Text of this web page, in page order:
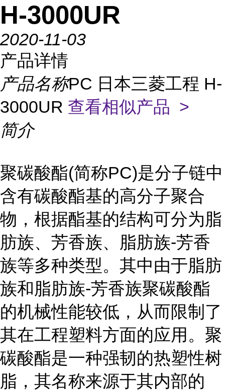
H-3000UR
2020-11-03
产品详情
产品名称PC 日本三菱工程 H-
3000UR 查看相似产品 >
简介
聚碳酸酯(简称PC)是分子链中
含有碳酸酯基的高分子聚合
物，根据酯基的结构可分为脂
肪族、芳香族、脂肪族-芳香
族等多种类型。其中由于脂肪
族和脂肪族-芳香族聚碳酸酯
的机械性能较低，从而限制了
其在工程塑料方面的应用。聚
碳酸酯是一种强韧的热塑性树
脂，其名称来源于其内部的